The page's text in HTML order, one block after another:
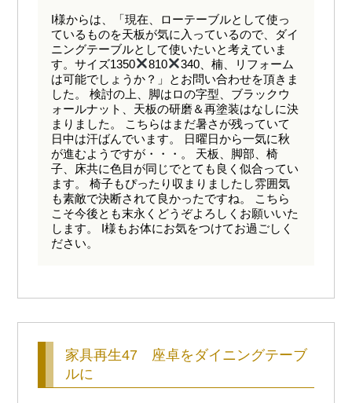
I様からは、「現在、ローテーブルとして使っ
ているものを天板が気に入っているので、ダイ
ニングテーブルとして使いたいと考えていま
す。サイズ1350
810
340、楠、リフォーム
は可能でしょうか？」とお問い合わせを頂きま
した。 検討の上、脚はロの字型、ブラックウ
ォールナット、天板の研磨＆再塗装はなしに決
まりました。 こちらはまだ暑さが残っていて
日中は汗ばんでいます。 日曜日から一気に秋
が進むようですが・・・。 天板、脚部、椅
子、床共に色目が同じでとても良く似合ってい
ます。 椅子もぴったり収まりましたし雰囲気
も素敵で決断されて良かったですね。 こちら
こそ今後とも末永くどうぞよろしくお願いいた
します。 I様もお体にお気をつけてお過ごしく
ださい。
家具再生47 座卓をダイニングテーブ
ルに